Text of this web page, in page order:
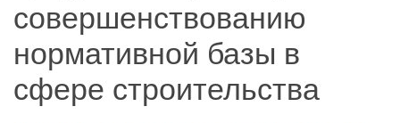
совершенствованию
нормативной базы в
сфере строительства